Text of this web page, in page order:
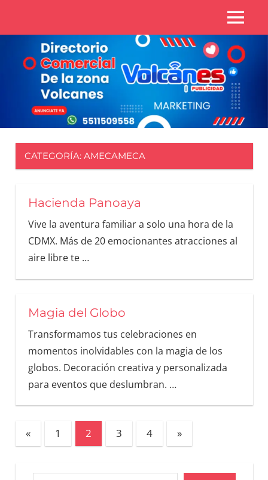
Zona
volcanes
Zona
Volcanes
CATEGORÍA: AMECAMECA
Hacienda Panoaya
Vive la aventura familiar a solo una hora de la
CDMX. Más de 20 emocionantes atracciones al
aire libre te …
Magia del Globo
Transformamos tus celebraciones en
momentos inolvidables con la magia de los
globos. Decoración creativa y personalizada
para eventos que deslumbran. …
« 1 2 3 4 »